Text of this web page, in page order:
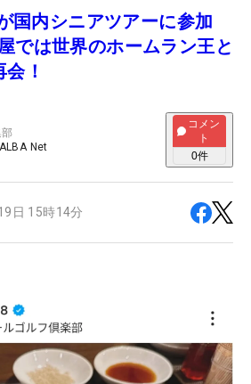
国内シニアツアーに参加
では世界のホームラン王と
！
ALBA Net
コメン
ト
0件
日 15時14分